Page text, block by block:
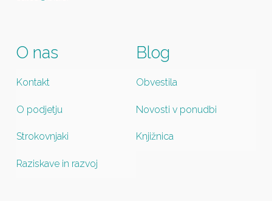
O nas
Kontakt
O podjetju
Strokovnjaki
Raziskave in razvoj
Blog
Obvestila
Novosti v ponudbi
Knjižnica